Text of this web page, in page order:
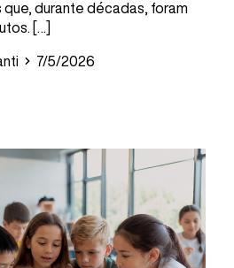
durante décadas, foram
[…]
7/5/2026